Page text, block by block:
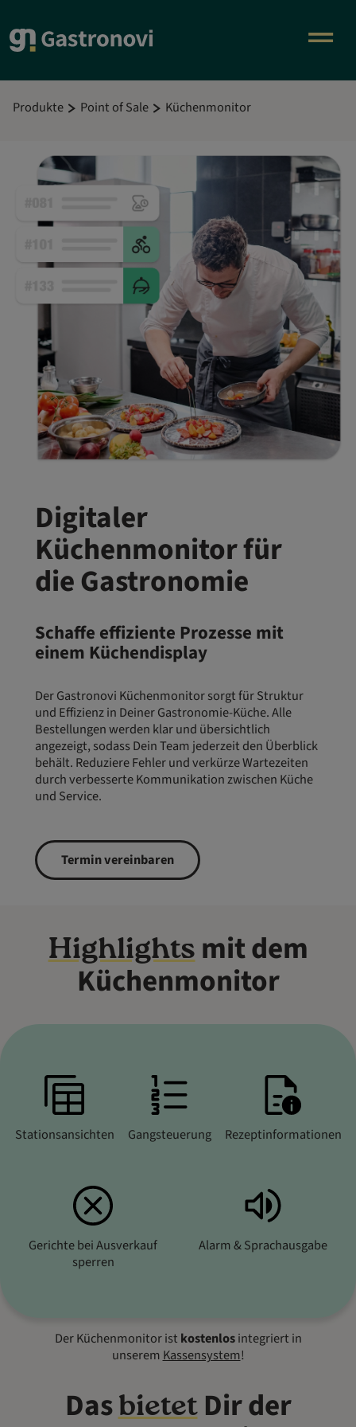
Produkte Point of Sale Küchenmonitor
Digitaler
Küchenmonitor für
die Gastronomie
Schaffe effiziente Prozesse mit
einem Küchendisplay
Der Gastronovi Küchenmonitor sorgt für Struktur
und Effizienz in Deiner Gastronomie-Küche. Alle
Bestellungen werden klar und übersichtlich
angezeigt, sodass Dein Team jederzeit den Überblick
behält. Reduziere Fehler und verkürze Wartezeiten
durch verbesserte Kommunikation zwischen Küche
und Service.
Termin vereinbaren
Highlightsmit dem
Küchenmonitor
Stationsansichten Gangsteuerung Rezeptinformationen
Gerichte bei Ausverkauf
sperren
Alarm & Sprachausgabe
Der Küchenmonitor ist kostenlosintegriert in
unseremKassensystem!
DasbietetDir der